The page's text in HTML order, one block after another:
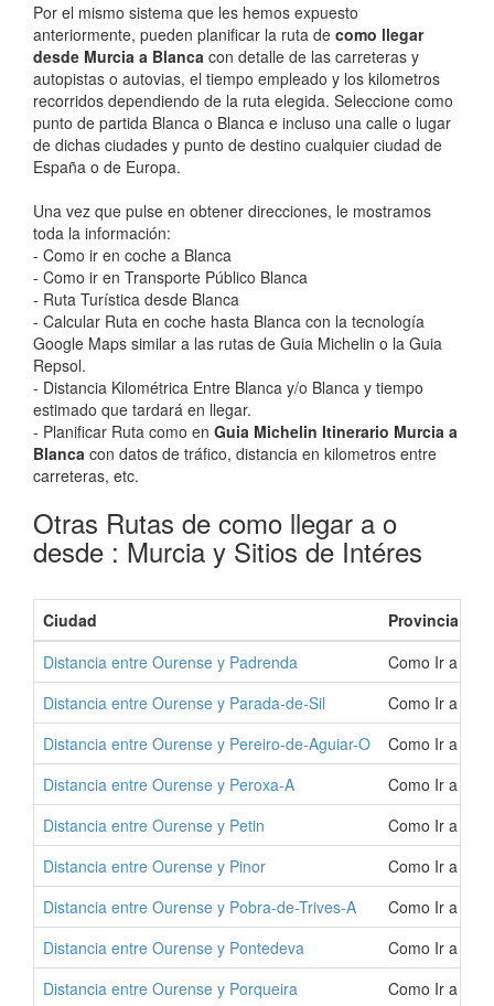
Por el mismo sistema que les hemos expuesto
anteriormente, pueden planificar la ruta de como llegar
desde Murcia a Blanca con detalle de las carreteras y
autopistas o autovias, el tiempo empleado y los kilometros
recorridos dependiendo de la ruta elegida. Seleccione como
punto de partida Blanca o Blanca e incluso una calle o lugar
de dichas ciudades y punto de destino cualquier ciudad de
España o de Europa.
Una vez que pulse en obtener direcciones, le mostramos
toda la información:
- Como ir en coche a Blanca
- Como ir en Transporte Público Blanca
- Ruta Turística desde Blanca
- Calcular Ruta en coche hasta Blanca con la tecnología
Google Maps similar a las rutas de Guia Michelin o la Guia
Repsol.
- Distancia Kilométrica Entre Blanca y/o Blanca y tiempo
estimado que tardará en llegar.
- Planificar Ruta como en Guia Michelin Itinerario Murcia a
Blanca con datos de tráfico, distancia en kilometros entre
carreteras, etc.
Otras Rutas de como llegar a o
desde : Murcia y Sitios de Intéres
Ciudad
Provincia
Distancia entre Ourense y Padrenda
Como Ir a
Distancia entre Ourense y Parada-de-Sil
Como Ir a
Distancia entre Ourense y Pereiro-de-Aguiar-O
Como Ir a
Distancia entre Ourense y Peroxa-A
Como Ir a
Distancia entre Ourense y Petin
Como Ir a
Distancia entre Ourense y Pinor
Como Ir a
Distancia entre Ourense y Pobra-de-Trives-A
Como Ir a
Distancia entre Ourense y Pontedeva
Como Ir a
Distancia entre Ourense y Porqueira
Como Ir a